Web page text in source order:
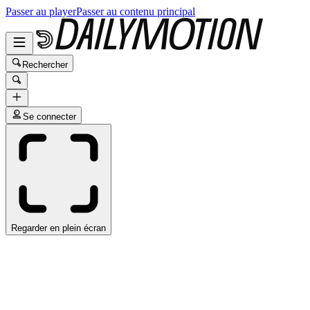
Passer au playerPasser au contenu principal
Rechercher
Se connecter
Regarder en plein écran